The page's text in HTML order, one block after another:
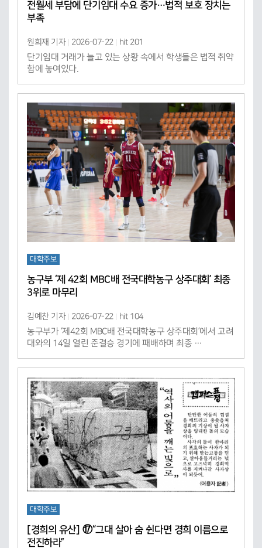
전월세 부담에 단기임대 수요 증가…법적 보호 장치는
부족
원희재 기자 2026-07-22
hit 201
단기임대 거래가 늘고 있는 상황 속에서 학생들은 법적 취약
함에 놓여있다.
대학주보
농구부 ‘제 42회 MBC배 전국대학농구 상주대회’ 최종
3위로 마무리
김예찬 기자 2026-07-22
hit 104
농구부가 ‘제42회 MBC배 전국대학농구 상주대회’에서 고려
대와의 14일 열린 준결승 경기에 패배하며 최종 …
대학주보
[경희의 유산] ⑰“그대 살아 숨 쉰다면 경희 이름으로
전진하라”